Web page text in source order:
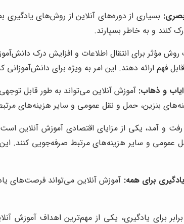
بسیاری از دوره‌های آنلاین از روش‌های یادگیری
کنند و به خاطر بسپارند.
مؤثر برای انتقال اطلاعات و افزایش درک
فهم ارائه دهند. این امر به ویژه برای
و ذهاب: آموزش آنلاین می‌تواند به طور قابل
بنزین، حمل و نقل عمومی و سایر هزینه‌های
و آمد، یکی از مزایای اقتصادی آموزش آنلاین
و سایر هزینه‌های مرتبط صرفه‌جویی کنند. این
برای همه: آموزش آنلاین می‌تواند فرصت‌های
برای یادگیری، یکی از مهم‌ترین اهداف آموزش